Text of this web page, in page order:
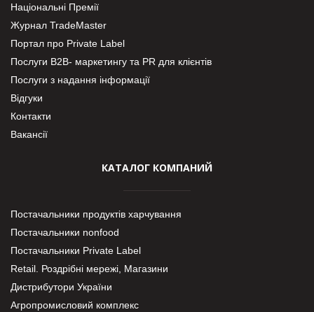
Національні Премії
Журнал TradeMaster
Портал про Private Label
Послуги В2В- маркетингу та PR для клієнтів
Послуги з надання інформації
Відгуки
Контакти
Вакансії
КАТАЛОГ КОМПАНИЙ
Постачальники продуктів харчування
Постачальники nonfood
Постачальники Private Label
Retail. Роздрібні мережі, Магазини
Дистрибутори України
Агропромисловий комплекс